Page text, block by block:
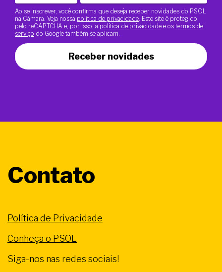
Ao se inscrever, você confirma que deseja receber novidades do PSOL
na Câmara. Veja nossa política de privacidade . Este site é protegido
pelo reCAPTCHA e, por isso, a política de privacidade e os termos de
serviço do Google também se aplicam.
Receber novidades
Contato
Política de Privacidade
Conheça o PSOL
Siga-nos nas redes sociais!